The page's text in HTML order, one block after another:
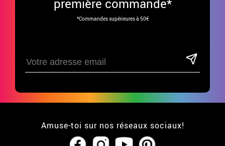
première commande*
*Commandes supérieures à 50€
Amuse-toi sur nos réseaux sociaux!